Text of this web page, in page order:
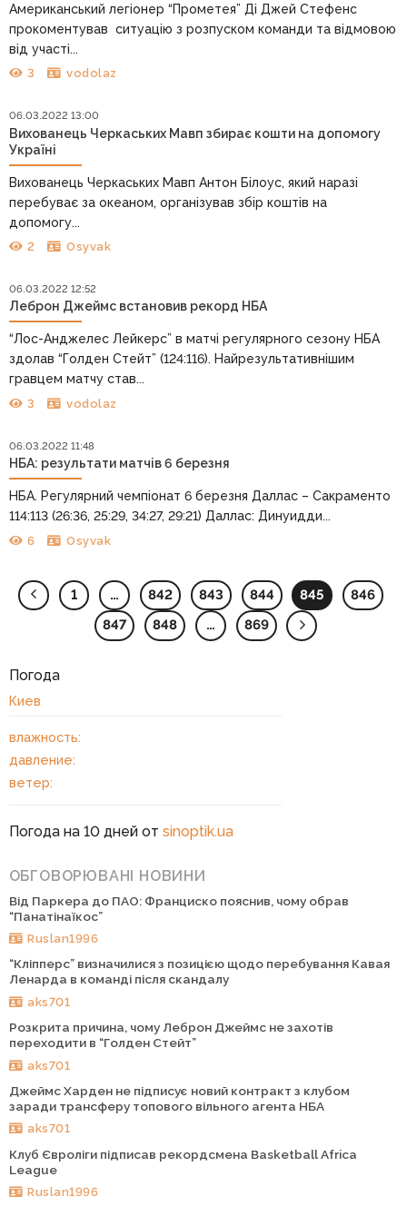
Американський легіонер “Прометея” Ді Джей Стефенс
прокоментував ситуацію з розпуском команди та відмовою
від участі...
3 vodolaz
06.03.2022 13:00
Вихованець Черкаських Мавп збирає кошти на допомогу
Україні
Вихованець Черкаських Мавп Антон Білоус, який наразі
перебуває за океаном, організував збір коштів на
допомогу...
2 Osyvak
06.03.2022 12:52
Леброн Джеймс встановив рекорд НБА
“Лос-Анджелес Лейкерс” в матчі регулярного сезону НБА
здолав “Голден Стейт” (124:116). Найрезультативнішим
гравцем матчу став...
3 vodolaz
06.03.2022 11:48
НБА: результати матчів 6 березня
НБА. Регулярний чемпіонат 6 березня Даллас – Сакраменто
114:113 (26:36, 25:29, 34:27, 29:21) Даллас: Динуидди...
6 Osyvak
1 … 842 843 844 845
846
847
848 … 869
Погода
Киев
влажность:
давление:
ветер:
Погода на 10 дней от sinoptik.ua
ОБГОВОРЮВАНІ НОВИНИ
Від Паркера до ПАО: Франциско пояснив, чому обрав
“Панатінаїкос”
Ruslan1996
“Кліпперс” визначилися з позицією щодо перебування Кавая
Ленарда в команді після скандалу
aks701
Розкрита причина, чому Леброн Джеймс не захотів
переходити в “Голден Стейт”
aks701
Джеймс Харден не підписує новий контракт з клубом
заради трансферу топового вільного агента НБА
aks701
Клуб Євроліги підписав рекордсмена Basketball Africa
League
Ruslan1996